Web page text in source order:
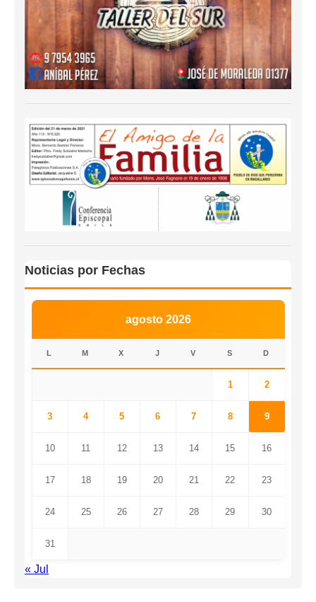
Noticias por Fechas
agosto 2026
L M X J V S D
1 2
3 4 5 6 7 8 9
10 11 12 13 14 15 16
17 18 19 20 21 22 23
24 25 26 27 28 29 30
31
« Jul